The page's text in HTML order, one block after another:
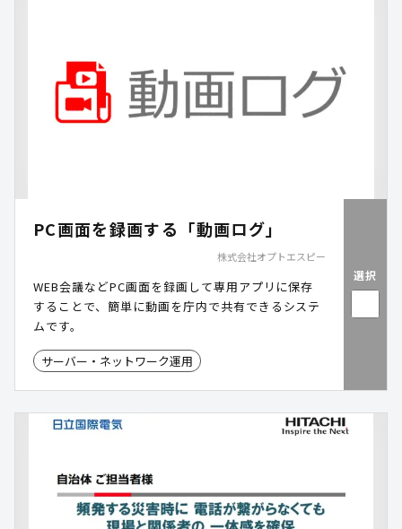
PC画面を録画する「動画ログ」
株式会社オプトエスピー
WEB会議などPC画面を録画して専用アプリに保存
することで、簡単に動画を庁内で共有できるシステ
ムです。
サーバー・ネットワーク運用
選択